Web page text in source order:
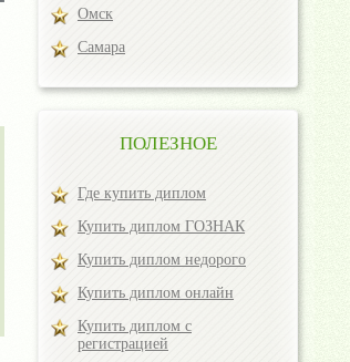
Омск
Самара
ПОЛЕЗНОЕ
Где купить диплом
Купить диплом ГОЗНАК
Купить диплом недорого
Купить диплом онлайн
Купить диплом с
регистрацией